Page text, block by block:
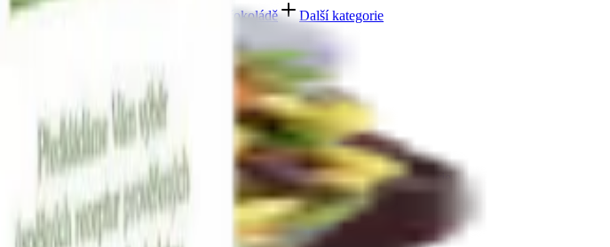
másla s čokoládou Ořechový mix v čokoládě
Další kategorie
Další kategorie
bílé čokoládě a jogurtu Jablečné trubičky máčené v čokoládě
Další kategorie
kategorie